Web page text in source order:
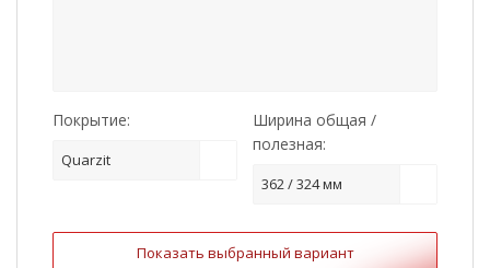
Покрытие:
Quarzit
Ширина общая /
полезная:
362 / 324 мм
Показать выбранный вариант